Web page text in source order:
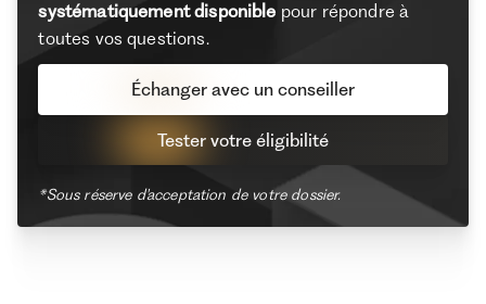
systématiquement disponible pour répondre à
toutes vos questions.
Tester votre éligibilité
Échanger avec un conseiller
*Sous réserve d'acceptation de votre dossier.